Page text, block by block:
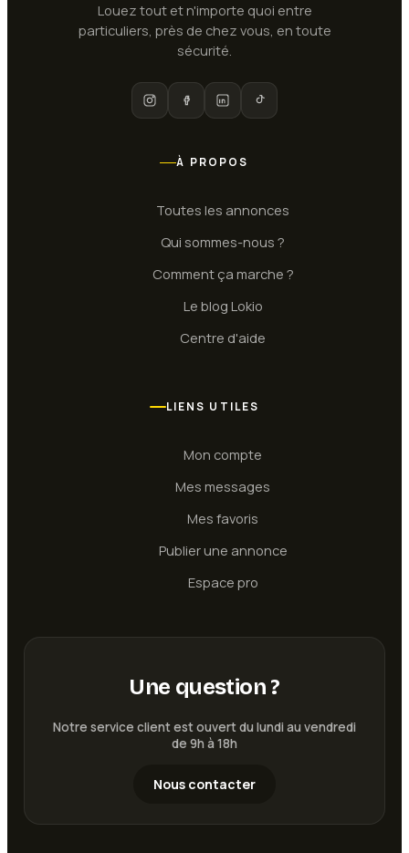
Louez tout et n'importe quoi entre
particuliers, près de chez vous, en toute
sécurité.
À PROPOS
Toutes les annonces
Qui sommes-nous ?
Comment ça marche ?
Le blog Lokio
Centre d'aide
LIENS UTILES
Mon compte
Mes messages
Mes favoris
Publier une annonce
Espace pro
Une question ?
Notre service client est ouvert du lundi au vendredi
de 9h à 18h
Nous contacter